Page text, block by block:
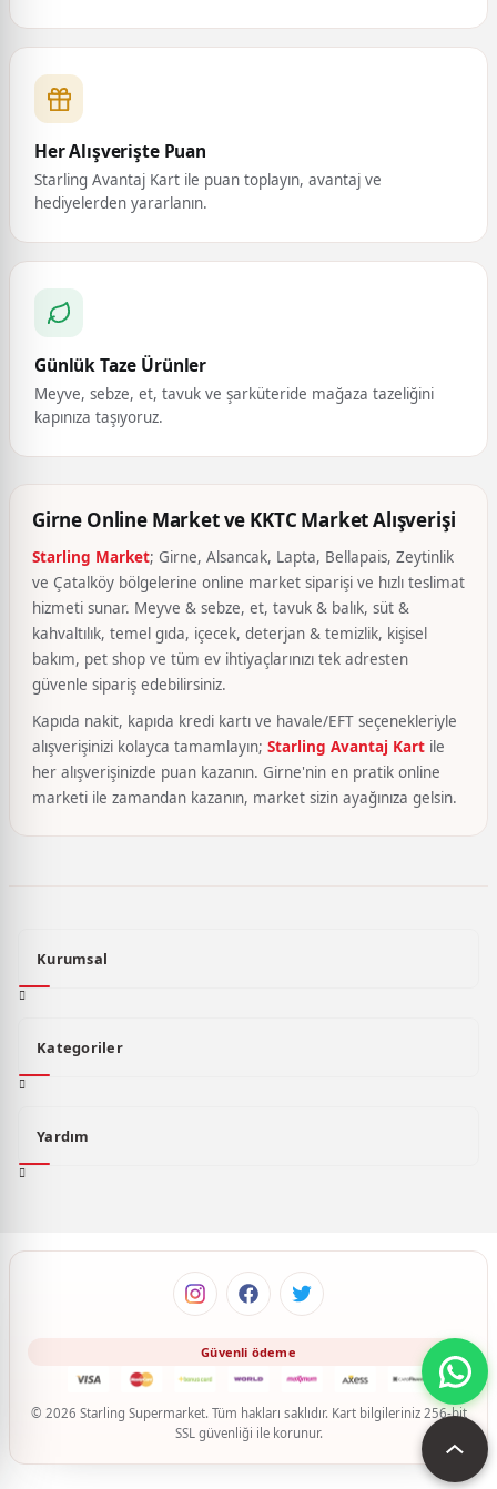
Her Alışverişte Puan
Starling Avantaj Kart ile puan toplayın, avantaj ve
hediyelerden yararlanın.
Günlük Taze Ürünler
Meyve, sebze, et, tavuk ve şarküteride mağaza tazeliğini
kapınıza taşıyoruz.
Girne Online Market ve KKTC Market Alışverişi
Starling Market; Girne, Alsancak, Lapta, Bellapais, Zeytinlik
ve Çatalköy bölgelerine online market siparişi ve hızlı teslimat
hizmeti sunar. Meyve & sebze, et, tavuk & balık, süt &
kahvaltılık, temel gıda, içecek, deterjan & temizlik, kişisel
bakım, pet shop ve tüm ev ihtiyaçlarınızı tek adresten
güvenle sipariş edebilirsiniz.
Kapıda nakit, kapıda kredi kartı ve havale/EFT seçenekleriyle
alışverişinizi kolayca tamamlayın; Starling Avantaj Kart ile
her alışverişinizde puan kazanın. Girne'nin en pratik online
marketi ile zamandan kazanın, market sizin ayağınıza gelsin.
Kurumsal
Kategoriler
Yardım
© 2026 Starling Supermarket. Tüm hakları saklıdır. Kart bilgileriniz 256-bit
SSL güvenliği ile korunur.